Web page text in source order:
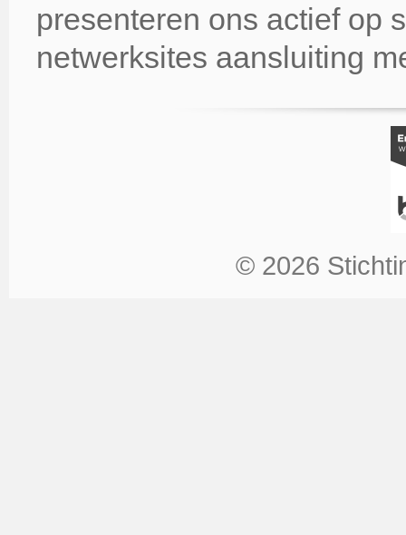
presenteren ons actief op
netwerksites aansluiting
© 2026